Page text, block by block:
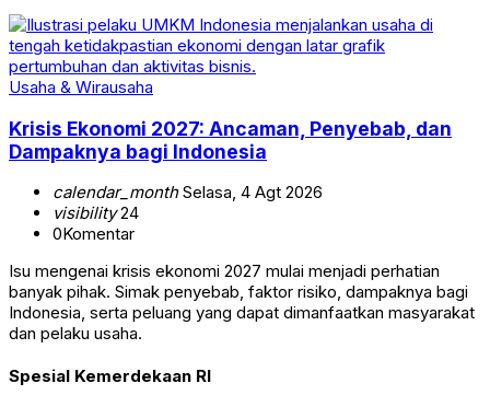
Usaha & Wirausaha
Krisis Ekonomi 2027: Ancaman, Penyebab, dan
Dampaknya bagi Indonesia
calendar_monthSelasa, 4 Agt 2026
visibility24
0Komentar
Isu mengenai krisis ekonomi 2027 mulai menjadi perhatian
banyak pihak. Simak penyebab, faktor risiko, dampaknya bagi
Indonesia, serta peluang yang dapat dimanfaatkan masyarakat
dan pelaku usaha.
Spesial Kemerdekaan RI